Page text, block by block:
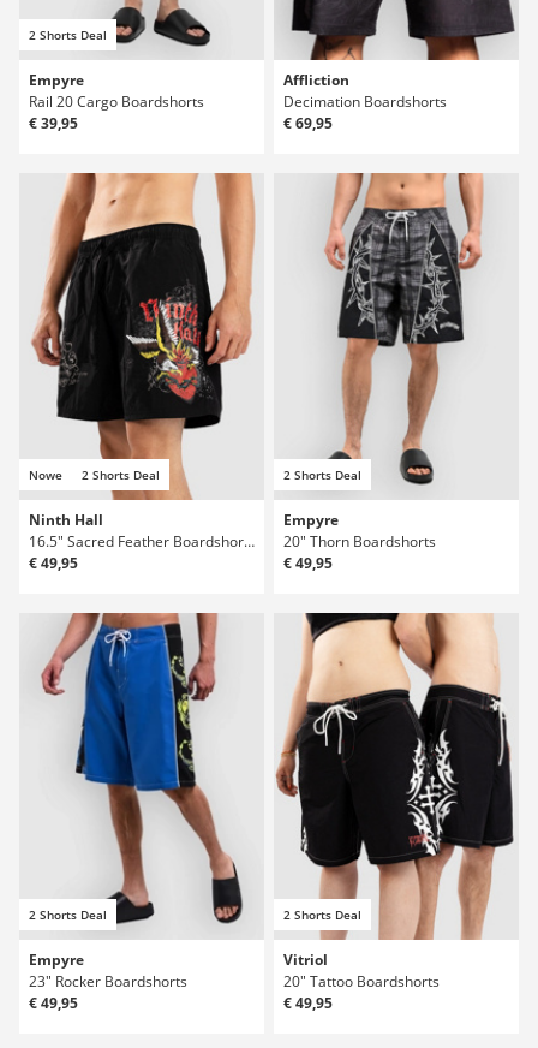
2 Shorts Deal
Empyre
Rail 20 Cargo Boardshorts
€ 39,95
Affliction
Decimation Boardshorts
€ 69,95
Nowe 2 Shorts Deal
Ninth Hall
16.5" Sacred Feather Boardshorts
€ 49,95
2 Shorts Deal
Empyre
20" Thorn Boardshorts
€ 49,95
2 Shorts Deal
Empyre
23" Rocker Boardshorts
€ 49,95
2 Shorts Deal
Vitriol
20" Tattoo Boardshorts
€ 49,95